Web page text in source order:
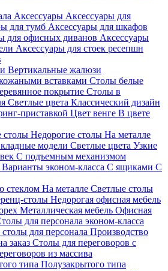
Аксессуары Аксессуары для
для тумб Аксессуары для шкафов
для офисных диванов Аксессуары
Аксессуары для стоек ресепшн
Вертикальные жалюзи
вставками Столы белые
покрытие Столы в
Светлые цвета Классический дизайн
приставкой Цвет венге В цвете
столы Недорогие столы На металле
модели Светлые цвета Узкие
С подъемным механизмом
Варианты эконом-класса С ящиками С
стеклом На металле Светлые столы
столы Недорогая офисная мебель
Металлическая мебель Офисная
для персонала эконом-класса
для персонала Производство
заказ Столы для переговоров с
из массива
типа Полузакрытого типа